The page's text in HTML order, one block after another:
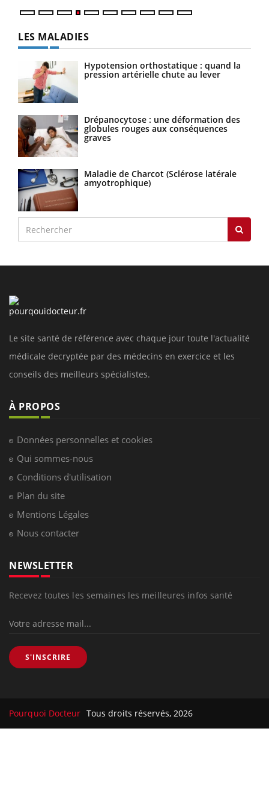
LES MALADIES
Hypotension orthostatique : quand la
pression artérielle chute au lever
Drépanocytose : une déformation des
globules rouges aux conséquences
graves
Maladie de Charcot (Sclérose latérale
amyotrophique)
Le site santé de référence avec chaque jour toute l'actualité
médicale decryptée par des médecins en exercice et les
conseils des meilleurs spécialistes.
À PROPOS
Données personnelles et cookies
Qui sommes-nous
Conditions d'utilisation
Plan du site
Mentions Légales
Nous contacter
NEWSLETTER
Recevez toutes les semaines les meilleures infos santé
S'INSCRIRE
Pourquoi Docteur Tous droits réservés, 2026